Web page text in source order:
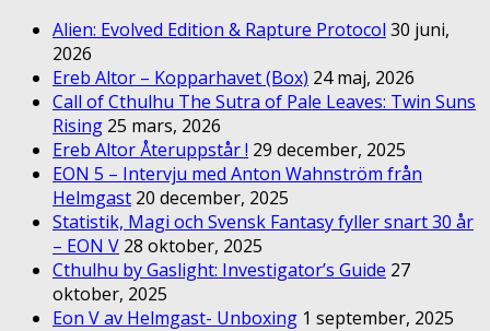
Alien: Evolved Edition & Rapture Protocol 30 juni,
2026
Ereb Altor – Kopparhavet (Box) 24 maj, 2026
Call of Cthulhu The Sutra of Pale Leaves: Twin Suns
Rising 25 mars, 2026
Ereb Altor Återuppstår ! 29 december, 2025
EON 5 – Intervju med Anton Wahnström från
Helmgast 20 december, 2025
Statistik, Magi och Svensk Fantasy fyller snart 30 år
– EON V 28 oktober, 2025
Cthulhu by Gaslight: Investigator’s Guide 27
oktober, 2025
Eon V av Helmgast- Unboxing 1 september, 2025